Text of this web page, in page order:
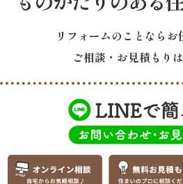
リフォームのことならお
ご相談・お見積もり